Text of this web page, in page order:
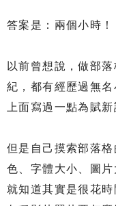
答案是：兩個小時！
以前曾想說，做部
紀，都有經歷過無
上面寫過一點為賦
但是自己摸索部落
色、字體大小、圖
就知道其實是很花